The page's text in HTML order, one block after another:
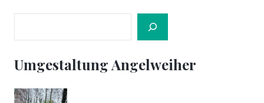
Umgestaltung Angelweiher